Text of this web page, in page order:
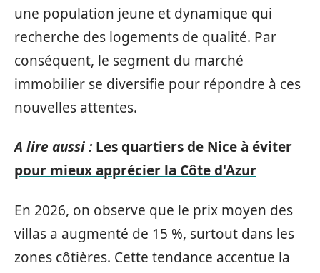
une population jeune et dynamique qui
recherche des logements de qualité. Par
conséquent, le segment du marché
immobilier se diversifie pour répondre à ces
nouvelles attentes.
A lire aussi : Les quartiers de Nice à éviter
pour mieux apprécier la Côte d'Azur
En 2026, on observe que le prix moyen des
villas a augmenté de 15 %, surtout dans les
zones côtières. Cette tendance accentue la